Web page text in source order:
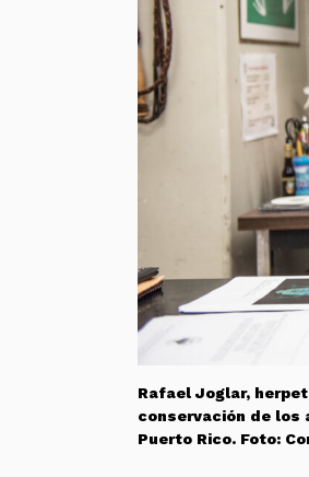
Rafael Joglar,
conservación de los
Puerto Rico. Foto: